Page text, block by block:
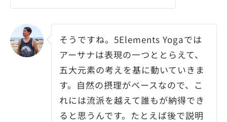
そうですね。5Elements Yogaでは
アーサナは表現の一つととらえて、
五大元素の考えを基に動いていきま
す。自然の摂理がベースなので、こ
れには流派を越えて誰もが納得でき
ると思うんです。たとえば後で説明